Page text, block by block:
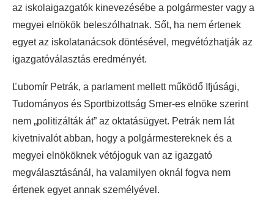
az iskolaigazgatók kinevezésébe a polgármester vagy a
megyei elnökök beleszólhatnak. Sőt, ha nem értenek
egyet az iskolatanácsok döntésével, megvétózhatják az
igazgatóválasztás eredményét.
Ľubomír Petrák, a parlament mellett működő Ifjúsági,
Tudományos és Sportbizottság Smer-es elnöke szerint
nem „politizálták át” az oktatásügyet. Petrák nem lát
kivetnivalót abban, hogy a polgármestereknek és a
megyei elnököknek vétójoguk van az igazgató
megválasztásánál, ha valamilyen oknál fogva nem
értenek egyet annak személyével.